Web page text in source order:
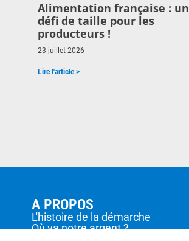
Alimentation française : un
défi de taille pour les
producteurs !
23 juillet 2026
Lire l'article >
A PROPOS
L'histoire de la démarche
Où va notre argent ?